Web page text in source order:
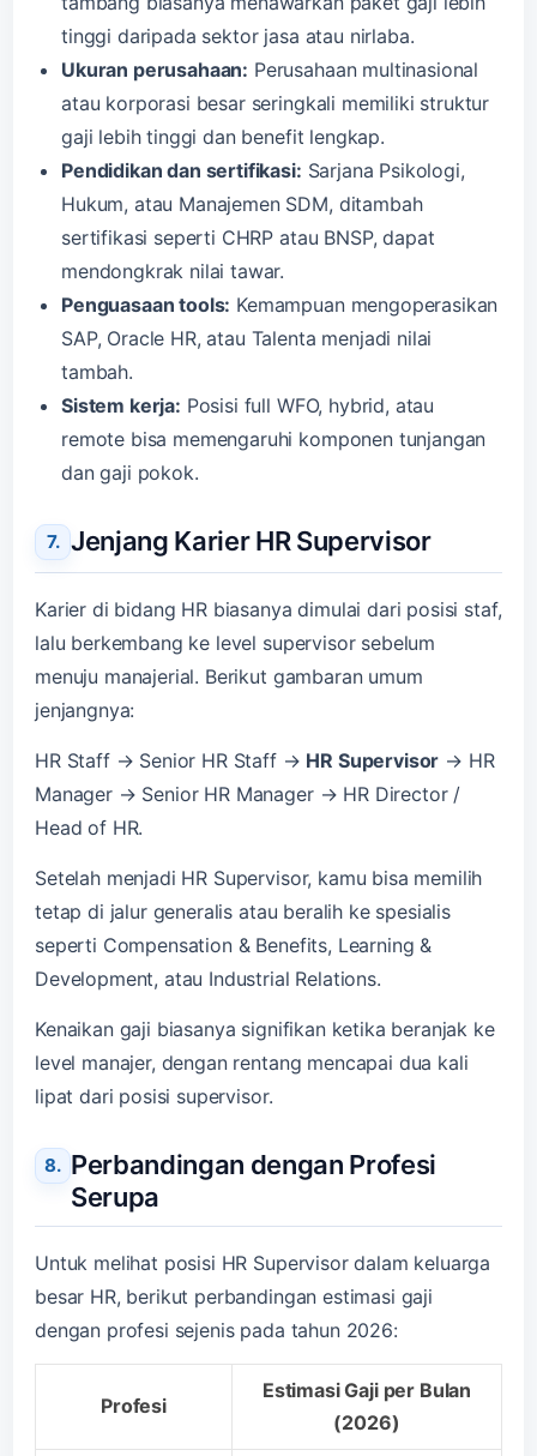
tinggi daripada sektor jasa atau nirlaba.
Ukuran perusahaan: Perusahaan multinasional
atau korporasi besar seringkali memiliki struktur
gaji lebih tinggi dan benefit lengkap.
Pendidikan dan sertifikasi: Sarjana Psikologi,
Hukum, atau Manajemen SDM, ditambah
sertifikasi seperti CHRP atau BNSP, dapat
mendongkrak nilai tawar.
Penguasaan tools: Kemampuan mengoperasikan
SAP, Oracle HR, atau Talenta menjadi nilai
tambah.
Sistem kerja: Posisi full WFO, hybrid, atau
remote bisa memengaruhi komponen tunjangan
dan gaji pokok.
Jenjang Karier HR Supervisor
Karier di bidang HR biasanya dimulai dari posisi staf,
lalu berkembang ke level supervisor sebelum
menuju manajerial. Berikut gambaran umum
jenjangnya:
HR Staff → Senior HR Staff → HR Supervisor → HR
Manager → Senior HR Manager → HR Director /
Head of HR.
Setelah menjadi HR Supervisor, kamu bisa memilih
tetap di jalur generalis atau beralih ke spesialis
seperti Compensation & Benefits, Learning &
Development, atau Industrial Relations.
Kenaikan gaji biasanya signifikan ketika beranjak ke
level manajer, dengan rentang mencapai dua kali
lipat dari posisi supervisor.
Perbandingan dengan Profesi
Serupa
Untuk melihat posisi HR Supervisor dalam keluarga
besar HR, berikut perbandingan estimasi gaji
dengan profesi sejenis pada tahun 2026:
Profesi
Estimasi Gaji per Bulan
(2026)